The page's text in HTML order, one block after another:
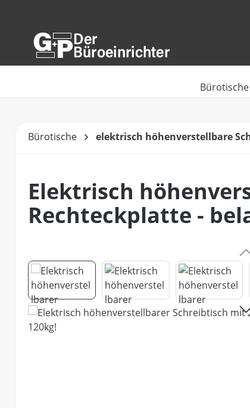
Bürotische
Bürotische elektrisch höhenverstellbare
Elektrisch
Rechteckplatte -
Bildergalerie überspringen